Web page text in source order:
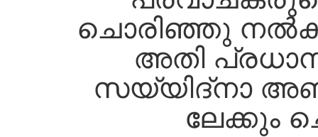
ചൊരിഞ്ഞു
അതി
സയ്യിദ്നാ
ലേക്കും